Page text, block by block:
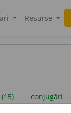
Resurse
conjugări